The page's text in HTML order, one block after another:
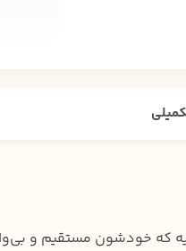
که خودشون مستقیم و